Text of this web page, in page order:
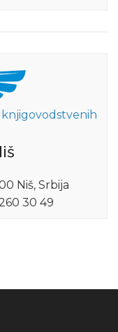
knjigovodstvenih
Niš, Srbija
30 49